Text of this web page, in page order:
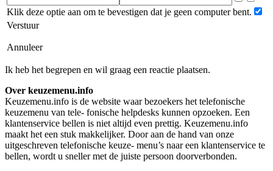
Klik deze optie aan om te bevestigen dat je geen computer bent.
Verstuur
Annuleer
Ik heb het begrepen en wil graag een reactie plaatsen.
Over keuzemenu.info
Keuzemenu.info is de website waar bezoekers het telefonische
keuzemenu van tele- fonische helpdesks kunnen opzoeken. Een
klantenservice bellen is niet altijd even prettig. Keuzemenu.info
maakt het een stuk makkelijker. Door aan de hand van onze
uitgeschreven telefonische keuze- menu’s naar een klantenservice te
bellen, wordt u sneller met de juiste persoon doorverbonden.